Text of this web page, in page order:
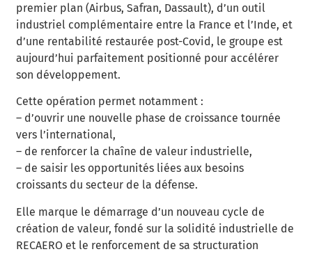
premier plan (Airbus, Safran, Dassault), d’un outil
industriel complémentaire entre la France et l’Inde, et
d’une rentabilité restaurée post-Covid, le groupe est
aujourd’hui parfaitement positionné pour accélérer
son développement.
Cette opération permet notamment :
– d’ouvrir une nouvelle phase de croissance tournée
vers l’international,
– de renforcer la chaîne de valeur industrielle,
– de saisir les opportunités liées aux besoins
croissants du secteur de la défense.
Elle marque le démarrage d’un nouveau cycle de
création de valeur, fondé sur la solidité industrielle de
RECAERO et le renforcement de sa structuration